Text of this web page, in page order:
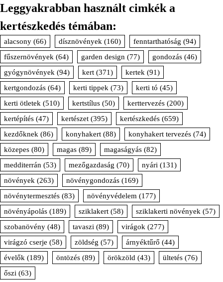
Leggyakrabban használt cimkék a
kertészkedés témában:
alacsony (66) dísznövények (160) fenntarthatóság (94)
fűszernövények (64) garden design (77) gondozás (46)
gyógynövények (94) kert (371) kertek (91)
kertgondozás (64) kerti tippek (73) kerti tó (45)
kerti ötletek (510) kertstílus (50) kerttervezés (200)
kertépítés (47) kertészet (395) kertészkedés (659)
kezdőknek (86) konyhakert (88) konyhakert tervezés (74)
közepes (80) magas (89) magaságyás (82)
medditerrán (53) mezőgazdaság (70) nyári (131)
növények (263) növénygondozás (169)
növénytermesztés (83) növényvédelem (177)
növényápolás (189) sziklakert (58) sziklakerti növények (57)
szobanövény (48) tavaszi (89) virágok (277)
virágzó cserje (58) zöldség (57) árnyéktűrő (44)
évelők (189) öntözés (89) örökzöld (43) ültetés (76)
őszi (63)